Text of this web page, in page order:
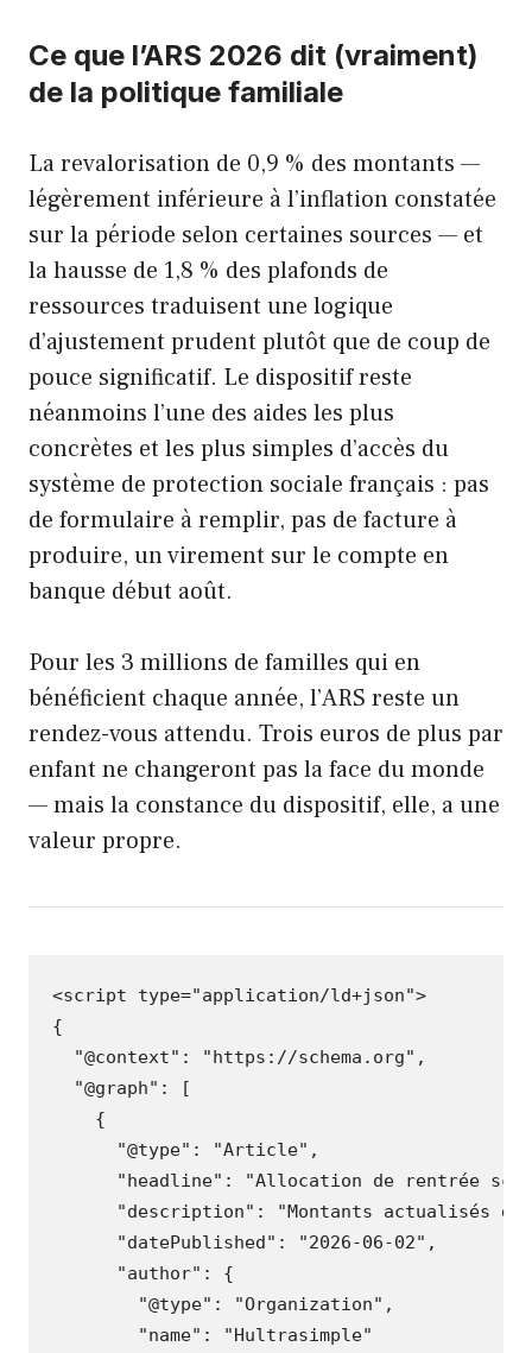
Ce que l’ARS 2026 dit (vraiment)
de la politique familiale
La revalorisation de 0,9 % des montants —
légèrement inférieure à l’inflation constatée
sur la période selon certaines sources — et
la hausse de 1,8 % des plafonds de
ressources traduisent une logique
d’ajustement prudent plutôt que de coup de
pouce significatif. Le dispositif reste
néanmoins l’une des aides les plus
concrètes et les plus simples d’accès du
système de protection sociale français : pas
de formulaire à remplir, pas de facture à
produire, un virement sur le compte en
banque début août.
Pour les 3 millions de familles qui en
bénéficient chaque année, l’ARS reste un
rendez-vous attendu. Trois euros de plus par
enfant ne changeront pas la face du monde
— mais la constance du dispositif, elle, a une
valeur propre.
<script type="application/ld+json">
{
"@context" : "https://schema.org" ,
"@graph" :
[
{
"@type" : "Article" ,
"headline" :
"Allocation de rentrée
"description" :
"Montants actualisés
"datePublished" : "2026-06-02" ,
"author" :
{
"@type" : "Organization" ,
"name" :
"Hultrasimple"